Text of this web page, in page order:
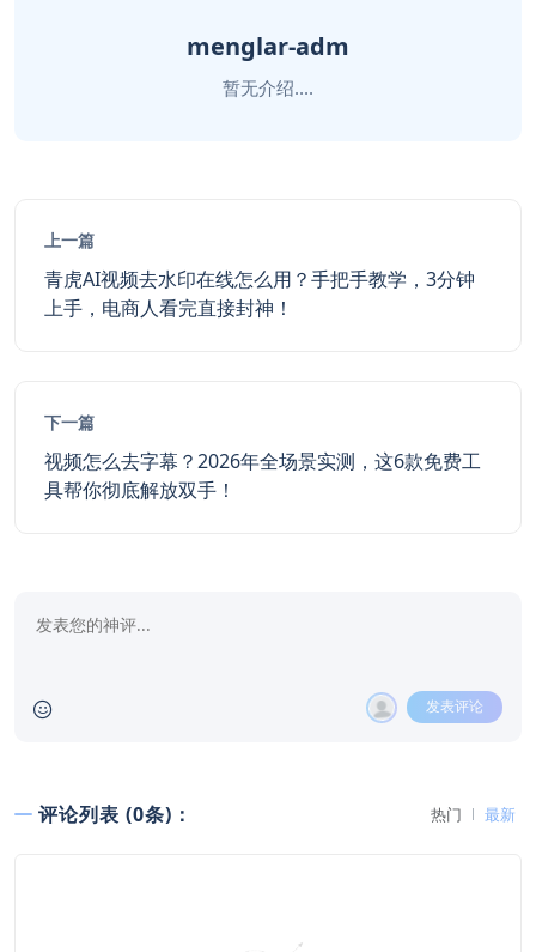
menglar-adm
暂无介绍....
上一篇
青虎AI视频去水印在线怎么用？手把手教学，3分钟
上手，电商人看完直接封神！
下一篇
视频怎么去字幕？2026年全场景实测，这6款免费工
具帮你彻底解放双手！
发表评论
评论列表 (0条)： 热门 最新